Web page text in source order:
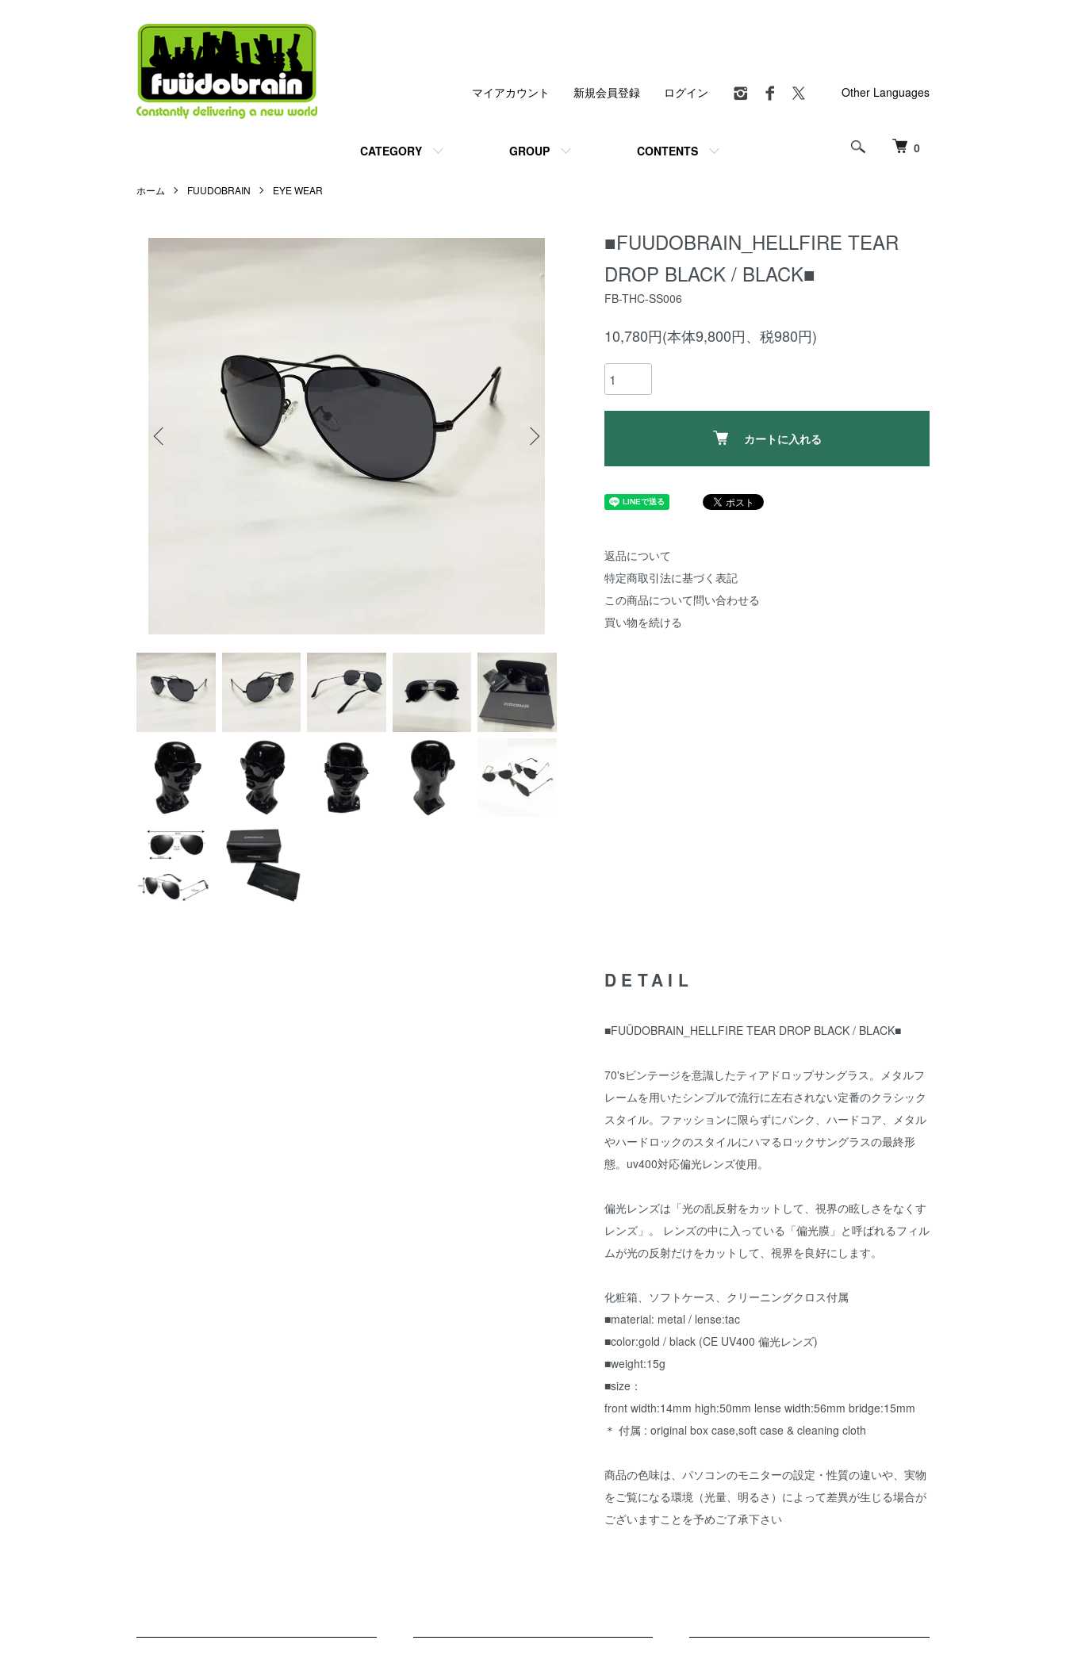
0
CATEGORY GROUP CONTENTS
マイアカウント 新規会員登録 ログイン Other Languages
ホーム FUUDOBRAIN EYE WEAR
■FUUDOBRAIN_HELLFIRE TEAR
DROP BLACK / BLACK■
FB-THC-SS006
10,780円(本体9,800円、税980円)
カートに入れる
返品について
特定商取引法に基づく表記
この商品について問い合わせる
買い物を続ける
DETAIL
■FUÜDOBRAIN_HELLFIRE TEAR DROP BLACK / BLACK■
70'sビンテージを意識したティアドロップサングラス。メタルフ
レームを用いたシンプルで流行に左右されない定番のクラシック
スタイル。ファッションに限らずにパンク、ハードコア、メタル
やハードロックのスタイルにハマるロックサングラスの最終形
態。uv400対応偏光レンズ使用。
偏光レンズは「光の乱反射をカットして、視界の眩しさをなくす
レンズ」。 レンズの中に入っている「偏光膜」と呼ばれるフィル
ムが光の反射だけをカットして、視界を良好にします。
化粧箱、ソフトケース、クリーニングクロス付属
■material: metal / lense:tac
■color:gold / black (CE UV400 偏光レンズ)
■weight:15g
■size：
front width:14mm high:50mm lense width:56mm bridge:15mm
＊ 付属 : original box case,soft case & cleaning cloth
商品の色味は、パソコンのモニターの設定・性質の違いや、実物
をご覧になる環境（光量、明るさ）によって差異が生じる場合が
ございますことを予めご了承下さい